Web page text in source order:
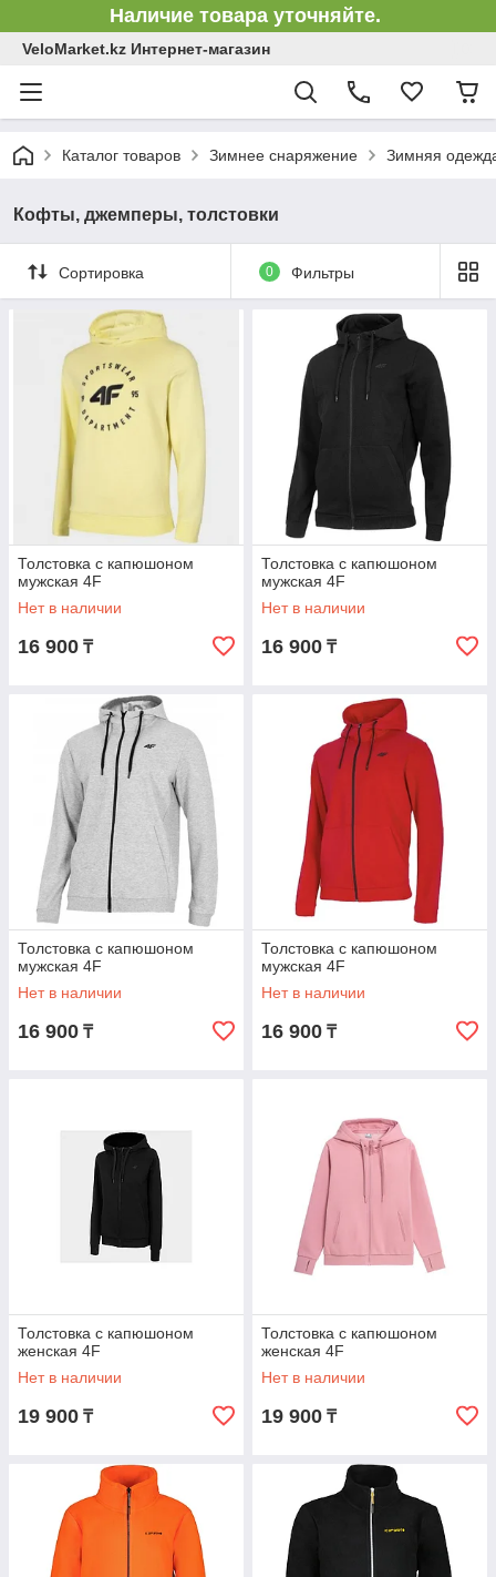
Наличие товара уточняйте.
VeloMarket.kz Интернет-магазин
Каталог товаров Зимнее снаряжение Зимняя
Кофты, джемперы, толстовки
Сортировка 0 Фильтры
Толстовка с капюшоном
мужская 4F
Нет в наличии
16 900 ₸
Толстовка с капюшоном
мужская 4F
Нет в наличии
16 900 ₸
Толстовка с капюшоном
мужская 4F
Нет в наличии
16 900 ₸
Толстовка с капюшоном
мужская 4F
Нет в наличии
16 900 ₸
Толстовка с капюшоном
женская 4F
Нет в наличии
19 900 ₸
Толстовка с капюшоном
женская 4F
Нет в наличии
19 900 ₸